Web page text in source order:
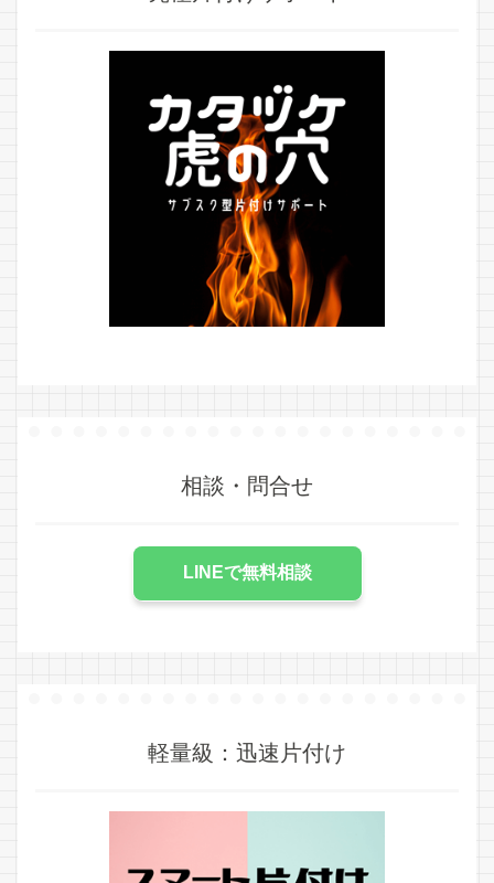
相談・問合せ
LINEで無料相談
軽量級：迅速片付け